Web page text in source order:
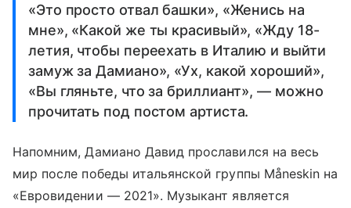
«Это просто отвал башки», «Женись на
мне», «Какой же ты красивый», «Жду 18-
летия, чтобы переехать в Италию и выйти
замуж за Дамиано», «Ух, какой хороший»,
«Вы гляньте, что за бриллиант», — можно
прочитать под постом артиста.
Напомним, Дамиано Давид прославился на весь
мир после победы итальянской группы Måneskin на
«Евровидении — 2021». Музыкант является